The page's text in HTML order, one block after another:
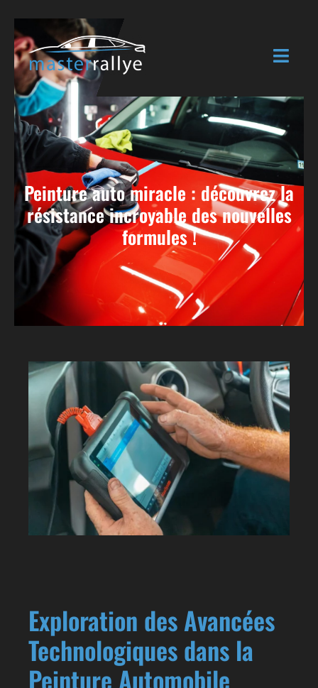
Peinture auto miracle : découvrez la
résistance incroyable des nouvelles
formules !
Exploration des Avancées
Technologiques dans la
Peinture Automobile